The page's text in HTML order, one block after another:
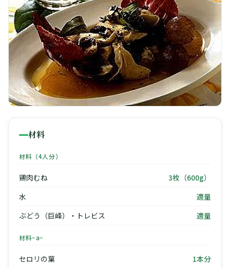
🥓
材料
材料（4人分）
鶏肉むね
3枚（600g）
水
適量
ぶどう（巨峰）・トレビス
適量
材料−a−
セロリの葉
1本分